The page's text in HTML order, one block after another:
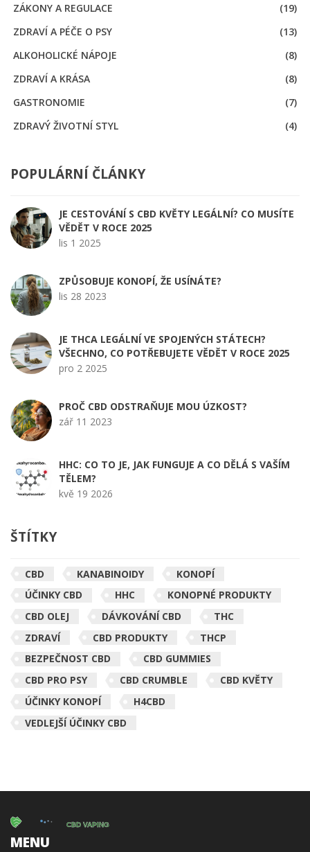
ZÁKONY A REGULACE
(19)
ZDRAVÍ A PÉČE O PSY
(13)
ALKOHOLICKÉ NÁPOJE
(8)
ZDRAVÍ A KRÁSA
(8)
GASTRONOMIE
(7)
ZDRAVÝ ŽIVOTNÍ STYL
(4)
POPULÁRNÍ ČLÁNKY
JE CESTOVÁNÍ S CBD KVĚTY LEGÁLNÍ? CO MUSÍTE
VĚDĚT V ROCE 2025
lis 1 2025
ZPŮSOBUJE KONOPÍ, ŽE USÍNÁTE?
lis 28 2023
JE THCA LEGÁLNÍ VE SPOJENÝCH STÁTECH?
VŠECHNO, CO POTŘEBUJETE VĚDĚT V ROCE 2025
pro 2 2025
PROČ CBD ODSTRAŇUJE MOU ÚZKOST?
zář 11 2023
HHC: CO TO JE, JAK FUNGUJE A CO DĚLÁ S VAŠÍM
TĚLEM?
kvě 19 2026
ŠTÍTKY
CBD KANABINOIDY
KONOPÍ
ÚČINKY CBD
HHC
KONOPNÉ PRODUKTY
CBD OLEJ
DÁVKOVÁNÍ CBD
THC
ZDRAVÍ
CBD PRODUKTY
THCP
BEZPEČNOST CBD
CBD GUMMIES
CBD PRO PSY
CBD CRUMBLE
CBD KVĚTY
ÚČINKY KONOPÍ
H4CBD
VEDLEJŠÍ ÚČINKY CBD
MENU